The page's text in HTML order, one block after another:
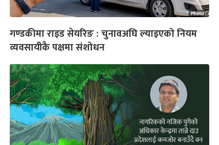
गण्डकीमा राइड सेयरिङ : चुनावअघि ल्याइएको नियम
व्यवसायीकै पक्षमा संशोधन